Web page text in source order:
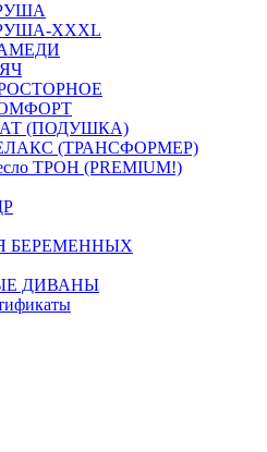
XXXL
(ПОДУШКА)
(ТРАНСФОРМЕР)
ТРОН (PREMIUM!)
БЕРЕМЕННЫХ
ДИВАНЫ